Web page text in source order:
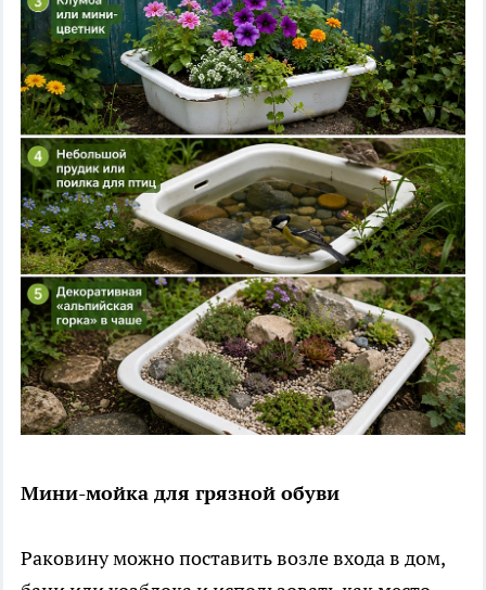
Мини-мойка для грязной обуви
Раковину можно поставить возле входа в дом,